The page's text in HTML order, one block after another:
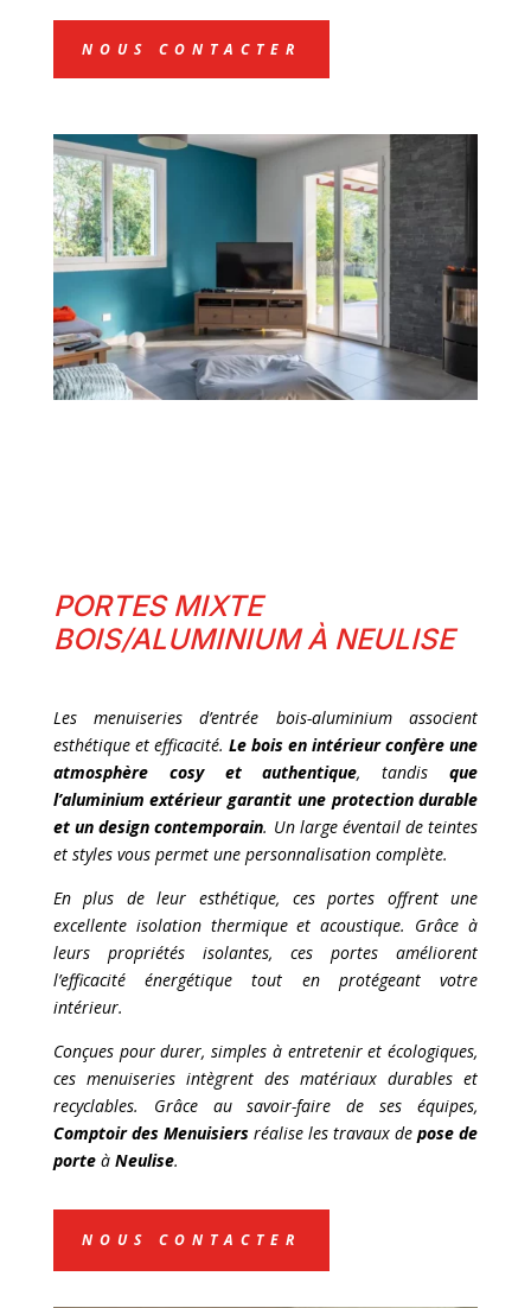
NOUS CONTACTER
PORTES MIXTE
BOIS/ALUMINIUM À NEULISE
Les menuiseries d’entrée bois-aluminium associent
esthétique et efficacité. Le bois en intérieur confère une
atmosphère cosy et authentique, tandisque
l’aluminium extérieur garantit une protection durable
et un design contemporain. Un large éventail de teintes
et styles vous permet une personnalisation complète.
En plus de leur esthétique, ces portes offrent une
excellente isolation thermique et acoustique. Grâce à
leurs propriétés isolantes, ces portes améliorent
l’efficacité énergétique tout en protégeant votre
intérieur.
Conçues pour durer, simples à entretenir et écologiques,
ces menuiseries intègrent des matériaux durables et
recyclables. Grâce au savoir-faire de ses équipes,
Comptoir des Menuisiersréalise les travaux depose de
porteà Neulise.
NOUS CONTACTER